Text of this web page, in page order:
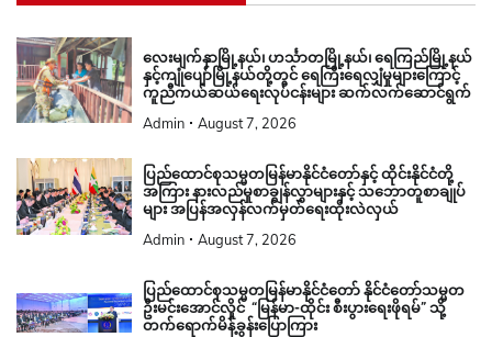
လေးမျက်နှာမြို့နယ်၊ ဟင်္သာတမြို့နယ်၊ ရေကြည်မြို့နယ်
နှင့်ကျုံပျော်မြို့နယ်တို့တွင် ရေကြီးရေလျှံမှုများကြောင့်
ကူညီကယ်ဆယ်ရေးလုပ်ငန်းများ ဆက်လက်ဆောင်ရွက်
Admin August 7, 2026
ပြည်ထောင်စုသမ္မတမြန်မာနိုင်ငံတော်နှင့် ထိုင်းနိုင်ငံတို့
အကြား နားလည်မှုစာချွန်လွှာများနှင့် သဘောတူစာချုပ်
များ အပြန်အလှန်လက်မှတ်ရေးထိုးလဲလှယ်
Admin August 7, 2026
ပြည်ထောင်စုသမ္မတမြန်မာနိုင်ငံတော် နိုင်ငံတော်သမ္မတ
ဦးမင်းအောင်လှိုင် “မြန်မာ-ထိုင်း စီးပွားရေးဖိုရမ်” သို့
တက်ရောက်မိန့်ခွန်းပြောကြား